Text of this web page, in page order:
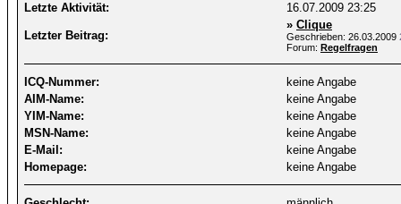
Letzte Aktivität:
16.07.2009 23:25
Letzter Beitrag:
» Clique
Geschrieben: 26.03.2009
Forum: Regelfragen
ICQ-Nummer:
keine Angabe
AIM-Name:
keine Angabe
YIM-Name:
keine Angabe
MSN-Name:
keine Angabe
E-Mail:
keine Angabe
Homepage:
keine Angabe